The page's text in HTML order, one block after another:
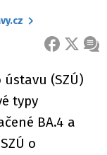
FACEBOOK
X
(SZÚ)
typy
BA.4 a
o